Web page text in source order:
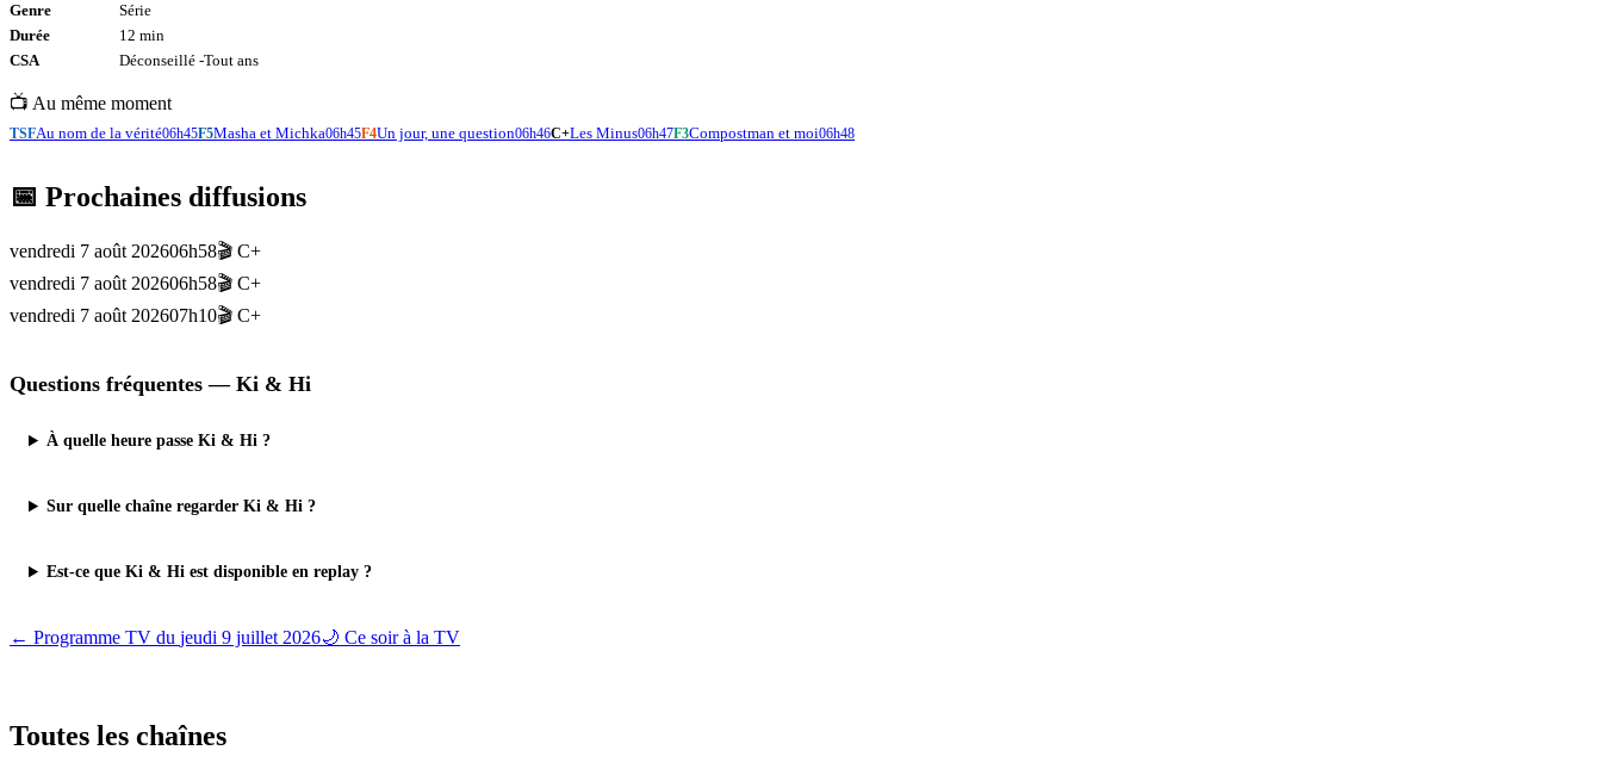
Genre
Série
Durée
12 min
CSA
Déconseillé -Tout ans
📺 Au même moment
TSFAu nom de la vérité06h45F5Masha et Michka06h45F4Un jour, une question06h46C+Les Minus06h47F3Compostman et moi06h48
📅 Prochaines diffusions
vendredi 7 août 202606h58🎬 C+
vendredi 7 août 202606h58🎬 C+
vendredi 7 août 202607h10🎬 C+
Questions fréquentes — Ki & Hi
À quelle heure passe Ki & Hi ?
Sur quelle chaîne regarder Ki & Hi ?
Est-ce que Ki & Hi est disponible en replay ?
← Programme TV du jeudi 9 juillet 2026🌙 Ce soir à la TV
Toutes les chaînes